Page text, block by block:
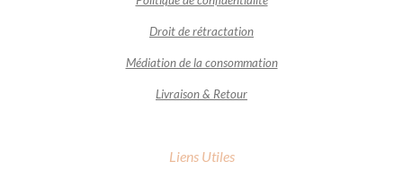
Droit de rétractation
Médiation de la consommation
Livraison & Retour
Liens Utiles